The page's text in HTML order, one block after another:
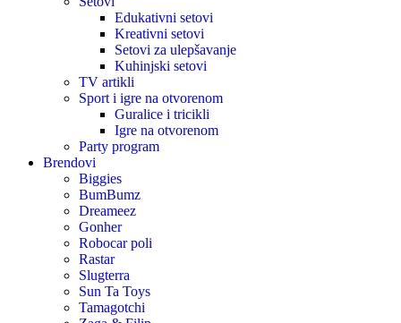
Edukativni setovi
Kreativni setovi
Setovi za ulepšavanje
Kuhinjski setovi
TV artikli
Sport i igre na otvorenom
Guralice i tricikli
Igre na otvorenom
Party program
Brendovi
Biggies
BumBumz
Dreameez
Gonher
Robocar poli
Rastar
Slugterra
Sun Ta Toys
Tamagotchi